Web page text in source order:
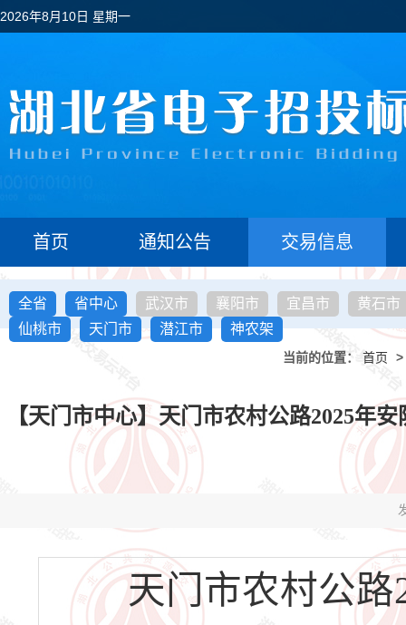
2026年8月10日 星期一
首页 通知公告 交易信息
全省 省中心 武汉市 襄阳市 宜昌市
黄石市
仙桃市
天门市 潜江市 神农架
当前的位置： 首页 >
【天门市中心】天门市农村公路2025年
天门市农村公